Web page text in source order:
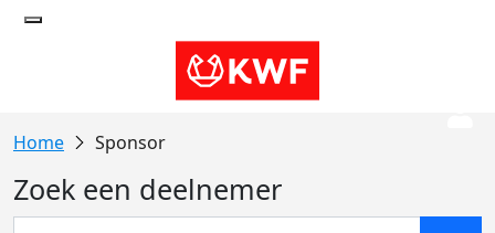
Sponsor
Zoek een deelnemer